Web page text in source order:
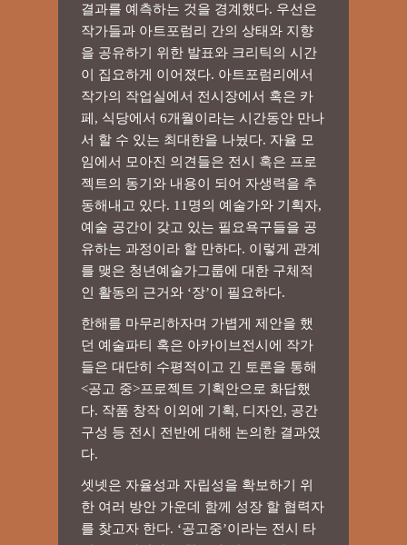
결과를 예측하는 것을 경계했다. 우선은
작가들과 아트포럼리 간의 상태와 지향
을 공유하기 위한 발표와 크리틱의 시간
이 집요하게 이어졌다. 아트포럼리에서
작가의 작업실에서 전시장에서 혹은 카
페, 식당에서 6개월이라는 시간동안 만나
서 할 수 있는 최대한을 나눴다. 자율 모
임에서 모아진 의견들은 전시 혹은 프로
젝트의 동기와 내용이 되어 자생력을 추
동해내고 있다. 11명의 예술가와 기획자,
예술 공간이 갖고 있는 필요욕구들을 공
유하는 과정이라 할 만하다. 이렇게 관계
를 맺은 청년예술가그룹에 대한 구체적
인 활동의 근거와 ‘장’이 필요하다.
한해를 마무리하자며 가볍게 제안을 했
던 예술파티 혹은 아카이브전시에 작가
들은 대단히 수평적이고 긴 토론을 통해
<공고 중>프로젝트 기획안으로 화답했
다. 작품 창작 이외에 기획, 디자인, 공간
구성 등 전시 전반에 대해 논의한 결과였
다.
셋넷은 자율성과 자립성을 확보하기 위
한 여러 방안 가운데 함께 성장 할 협력자
를 찾고자 한다. ‘공고중’이라는 전시 타